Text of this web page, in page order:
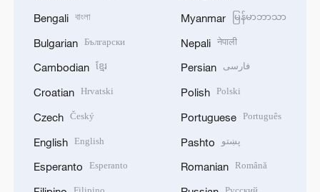
Bengali বাংলা
Bulgarian Български
Cambodian ខ្មែរ
Croatian Hrvatski
Czech Český
English English
Esperanto Esperanto
Myanmar မြန်မာဘာသာ
Nepali नेपाली
Persian فارسی
Polish Polski
Portuguese Português
Pashto پښتو
Romanian Română